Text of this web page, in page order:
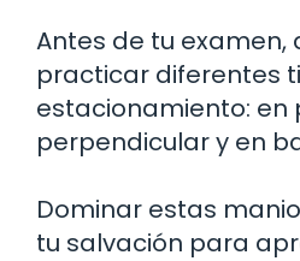
Antes de tu examen,
practicar diferentes
estacionamiento: en
perpendicular y en
Dominar estas
tu salvación para